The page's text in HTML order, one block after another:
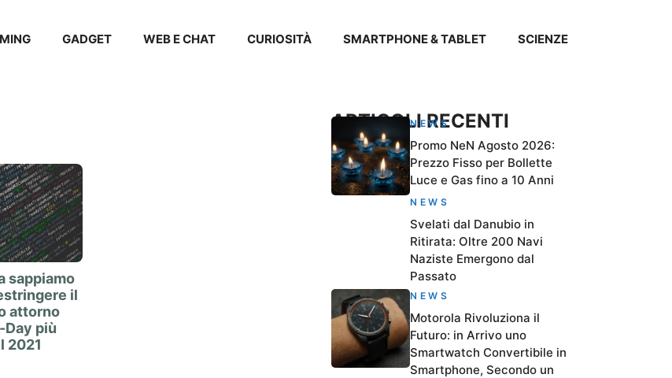
GADGET WEB E CHAT CURIOSITÀ SMARTPHONE & TABLET SCIENZE
sappiamo
il
attorno
Day più
2021
ARTICOLI RECENTI
NEWS
Promo NeN Agosto 2026:
Prezzo Fisso per Bollette
Luce e Gas fino a 10 Anni
NEWS
Svelati dal Danubio in
Ritirata: Oltre 200 Navi
Naziste Emergono dal
Passato
NEWS
Motorola Rivoluziona il
Futuro: in Arrivo uno
Smartwatch Convertibile in
Smartphone, Secondo un